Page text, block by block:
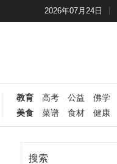
2026年07月24日
教育 高考 公益
佛学
美食
菜谱 食材 健康
搜索